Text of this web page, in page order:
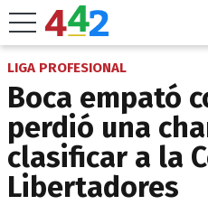
LIGA PROFESIONAL
Boca empató
perdió una
clasificar a la
Libertadores